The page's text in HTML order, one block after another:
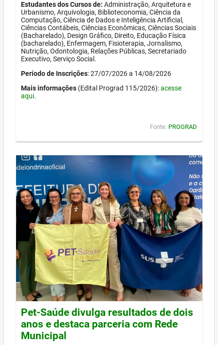
Estudantes dos Cursos de: Administração, Arquitetura e
Urbanismo, Arquivologia, Biblioteconomia, Ciência da
Computação, Ciência de Dados e Inteligência Artificial,
Ciências Contábeis, Ciências Econômicas, Ciências Sociais
(Bacharelado), Design Gráfico, Direito, Educação Física
(bacharelado), Enfermagem, Fisioterapia, Jornalismo,
Nutrição, Odontologia, Relações Públicas, Secretariado
Executivo, Serviço Social.
Período de Inscrições: 27/07/2026 a 14/08/2026
Mais informações (Edital Prograd 115/2026):acesse
aqui.
Fonte: PROGRAD
Pet-Saúde divulga resultados de dois
anos e destaca parceria com Rede
Municipal